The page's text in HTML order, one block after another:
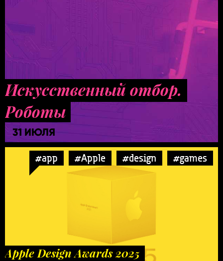
Искусственный отбор.
Роботы
31 ИЮЛЯ
#app #Apple #design #games
Apple Design Awards 2025